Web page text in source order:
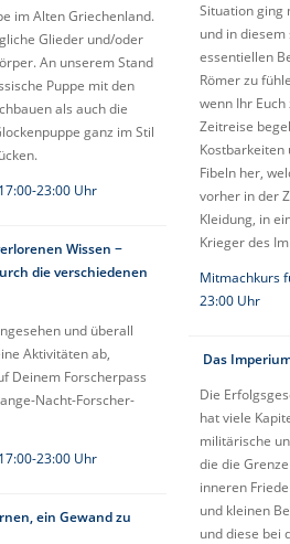
im Alten Griechenland.
Glieder und/oder
An unserem Stand
Puppe mit den
als auch die
ganz im Stil
23:00 Uhr
Wissen −
die verschiedenen
und überall
Aktivitäten ab,
Deinem Forscherpass
Nacht-Forscher-
23:00 Uhr
ein Gewand zu
Situation ging
und in
essentiellen
Römer zu
wenn Ihr
Zeitreise
Kostbarkeiten
Fibeln her,
vorher in der
Kleidung, in
Krieger des
Mitmachkurs
23:00 Uhr
Das
Die
hat viele
militärische
die die
inneren
und kleinen
und diese bei